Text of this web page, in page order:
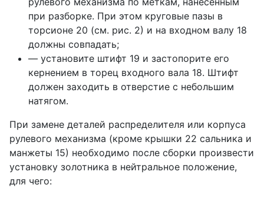
при разборке. При этом круговые пазы в
торсионе 20 (см. рис. 2) и на входном валу 18
должны совпадать;
— установите штифт 19 и застопорите его
кернением в торец входного вала 18. Штифт
должен заходить в отверстие с небольшим
натягом.
При замене деталей распределителя или корпуса
рулевого механизма (кроме крышки 22 сальника и
манжеты 15) необходимо после сборки произвести
установку золотника в нейтральное положение,
для чего: